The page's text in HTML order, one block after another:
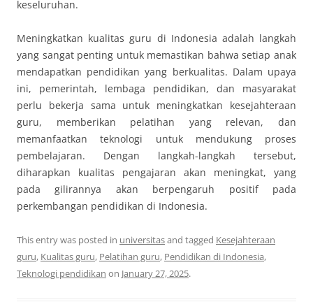
keseluruhan.
Meningkatkan kualitas guru di Indonesia adalah langkah
yang sangat penting untuk memastikan bahwa setiap anak
mendapatkan pendidikan yang berkualitas. Dalam upaya
ini, pemerintah, lembaga pendidikan, dan masyarakat
perlu bekerja sama untuk meningkatkan kesejahteraan
guru, memberikan pelatihan yang relevan, dan
memanfaatkan teknologi untuk mendukung proses
pembelajaran. Dengan langkah-langkah tersebut,
diharapkan kualitas pengajaran akan meningkat, yang
pada gilirannya akan berpengaruh positif pada
perkembangan pendidikan di Indonesia.
This entry was posted in universitasand tagged Kesejahteraan
guru, Kualitas guru, Pelatihan guru, Pendidikan di Indonesia,
Teknologi pendidikan on January 27, 2025.